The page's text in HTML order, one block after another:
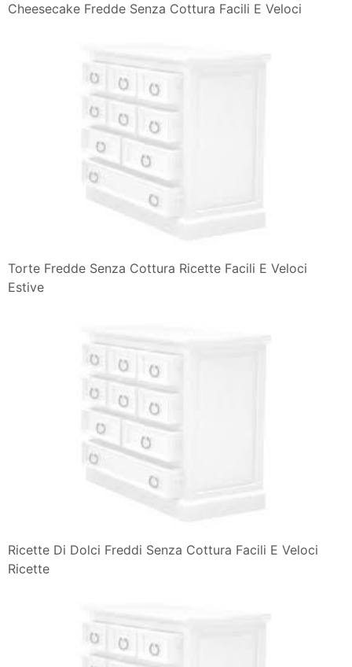
Cheesecake Fredde Senza Cottura Facili E Veloci
Torte Fredde Senza Cottura Ricette Facili E Veloci
Estive
Ricette Di Dolci Freddi Senza Cottura Facili E Veloci
Ricette